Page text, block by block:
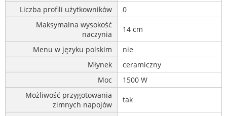
Liczba profili użytkowników
0
Maksymalna wysokość
naczynia
14 cm
Menu w języku polskim
nie
Młynek
ceramiczny
Moc
1500 W
Możliwość przygotowania
zimnych napojów
tak